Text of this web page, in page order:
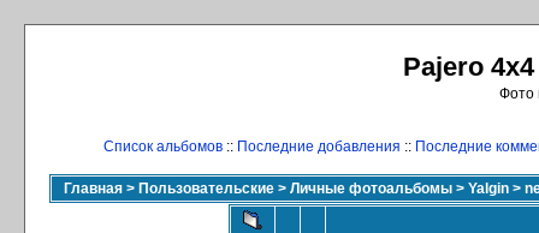
Pajero
Фото
Список альбомов :: Последние добавления :: Последние
Главная > Пользовательские > Личные фотоальбомы > Yalgin >